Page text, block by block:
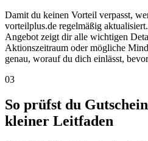
Damit du keinen Vorteil verpasst,
vorteilplus.de regelmäßig
Angebot zeigt dir alle wichtigen
Aktionszeitraum oder mögliche
genau, worauf du dich einlässt,
03
So prüfst du
kleiner Leitfaden